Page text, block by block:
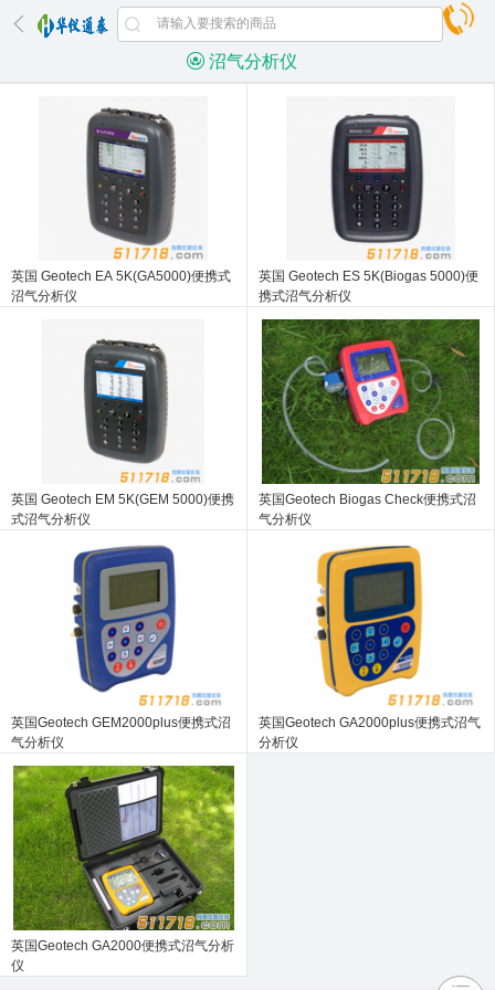
沼气分析仪
英国 Geotech EA 5K(GA5000)便携式
沼气分析仪
英国 Geotech ES 5K(Biogas 5000)便
携式沼气分析仪
英国 Geotech EM 5K(GEM 5000)便携
式沼气分析仪
英国Geotech Biogas Check便携式沼
气分析仪
英国Geotech GEM2000plus便携式沼
气分析仪
英国Geotech GA2000plus便携式沼气
分析仪
英国Geotech GA2000便携式沼气分析
仪